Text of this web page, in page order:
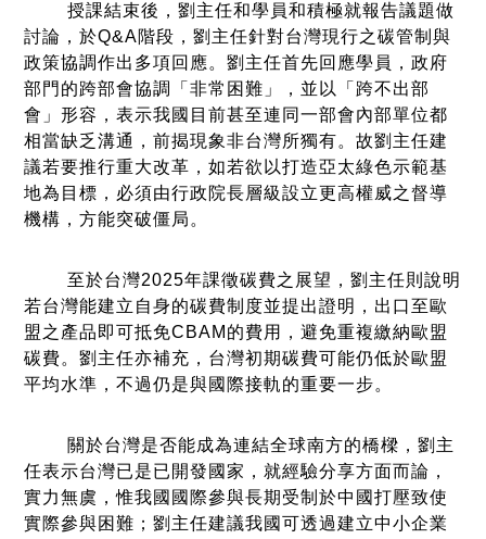
授課結束後，劉主任和學員和積極就報告議題做
討論，於Q&A階段，劉主任針對台灣現行之碳管制與
政策協調作出多項回應。劉主任首先回應學員，政府
部門的跨部會協調「非常困難」，並以「跨不出部
會」形容，表示我國目前甚至連同一部會內部單位都
相當缺乏溝通，前揭現象非台灣所獨有。故劉主任建
議若要推行重大改革，如若欲以打造亞太綠色示範基
地為目標，必須由行政院長層級設立更高權威之督導
機構，方能突破僵局。
至於台灣2025年課徵碳費之展望，劉主任則說明
若台灣能建立自身的碳費制度並提出證明，出口至歐
盟之產品即可抵免CBAM的費用，避免重複繳納歐盟
碳費。劉主任亦補充，台灣初期碳費可能仍低於歐盟
平均水準，不過仍是與國際接軌的重要一步。
關於台灣是否能成為連結全球南方的橋樑，劉主
任表示台灣已是已開發國家，就經驗分享方面而論，
實力無虞，惟我國國際參與長期受制於中國打壓致使
實際參與困難；劉主任建議我國可透過建立中小企業